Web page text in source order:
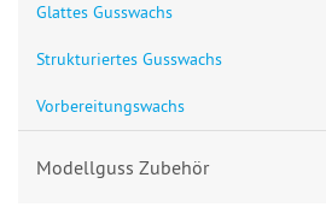
Glattes Gusswachs
Strukturiertes Gusswachs
Vorbereitungswachs
Modellguss Zubehör